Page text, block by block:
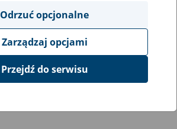
Odrzuć opcjonalne
Zarządzaj opcjami
Przejdź do serwisu